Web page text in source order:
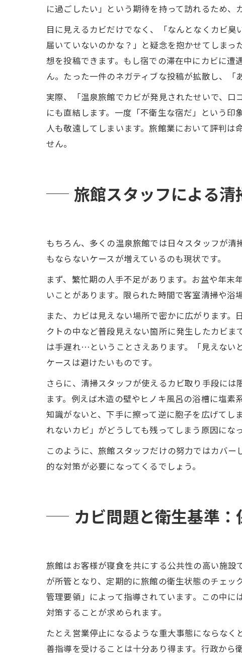
に過ごしたい」という期待を持って訪れるため、
目に見えるカビだけでなく、「なんとなくカビ
届いていないのかな？」と疑念を抱かせてしま
想を投稿できます。もし宿での滞在中にカビに
ん。たった一件のネガティブな投稿が拡散し、「
実際、「温泉旅館でカビが発見されたせいで、
にも直結します。一度「不衛生な宿だ」という
人も敬遠してしまいます。旅館業において評判
せん。
旅館スタッフによる清
もちろん、多くの温泉旅館では日々スタッフが
もならないケースが増えているのも現状です。
まず、繁忙期の人手不足があります。お盆や年
いことがあります。限られた時間で客室清掃や浴
また、カビは見えない場所で密かに広がります
クトの中など普段見えない箇所に発生したカビ
は手遅れ…ということさえあります。「見えない
ケースは避けたいものです。
さらに、清掃スタッフが使えるカビ取り手段に
ます。例えば木造の壁やヒノキ風呂の浴槽に塩
知識がないと、下手に擦って逆に胞子を広げて
れないカビ」がどうしても残ってしまう原因になっ
このように、旅館スタッフだけの努力ではカバ
的な対策が必要になってくるでしょう。
カビ問題と衛生基準
旅館はお客様が寝食を共にする公共性の高い施
が所管となり、定期的に旅館の衛生状態のチェ
管理要領」によって指導されています​。この中
対策することが求められます。
たとえ営業停止になるような重大事態にならな
善指導を受けることは十分あり得ます。行政か